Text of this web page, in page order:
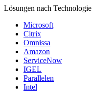
Lösungen nach Technologie
Microsoft
Citrix
Omnissa
Amazon
ServiceNow
IGEL
Parallelen
Intel